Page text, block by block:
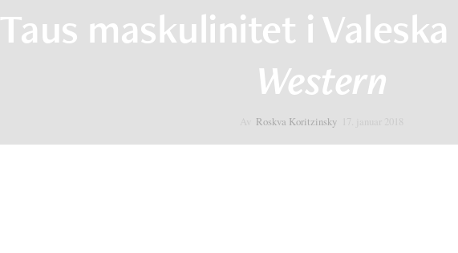
Taus maskulinitet i
Western
Roskva Koritzinsky